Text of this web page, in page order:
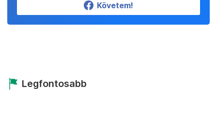
Követem!
Legfontosabb